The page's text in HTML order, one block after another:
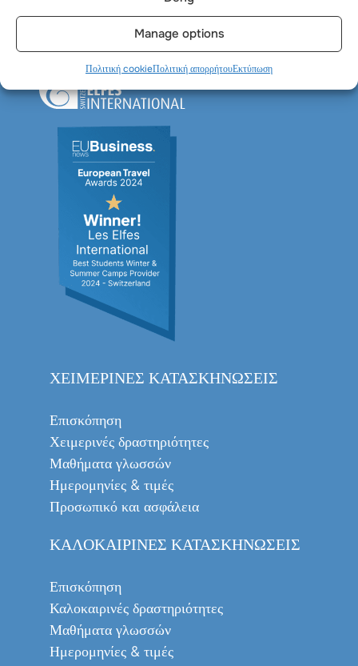
Manage options
Πολιτική cookieΠολιτική απορρήτουΕκτύπωση
ΧΕΙΜΕΡΙΝΈΣ ΚΑΤΑΣΚΗΝΏΣΕΙΣ
Επισκόπηση
Χειμερινές δραστηριότητες
Μαθήματα γλωσσών
Ημερομηνίες & τιμές
Προσωπικό και ασφάλεια
ΚΑΛΟΚΑΙΡΙΝΈΣ ΚΑΤΑΣΚΗΝΏΣΕΙΣ
Επισκόπηση
Καλοκαιρινές δραστηριότητες
Μαθήματα γλωσσών
Ημερομηνίες & τιμές